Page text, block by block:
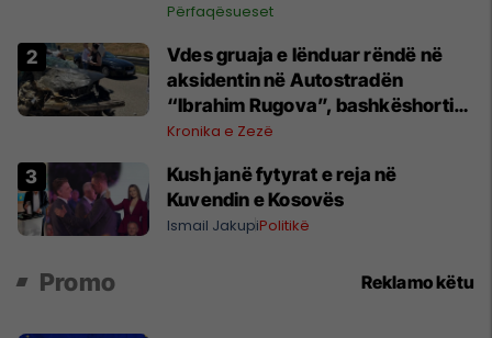
Përfaqësueset
Vdes gruaja e lënduar rëndë në
aksidentin në Autostradën
“Ibrahim Rugova”, bashkëshorti
në gjendje të rëndë
Kronika e Zezë
Kush janë fytyrat e reja në
Kuvendin e Kosovës
Ismail JakupiPolitikë
Promo Reklamo këtu